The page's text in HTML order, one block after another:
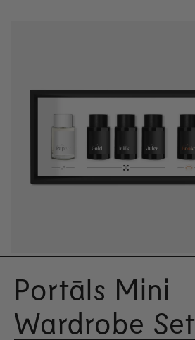
Portāls Mini
Wardrobe Set